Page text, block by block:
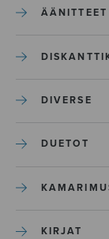
ÄÄNITTEET
DIVERSE
DUETOT
KIRJAT